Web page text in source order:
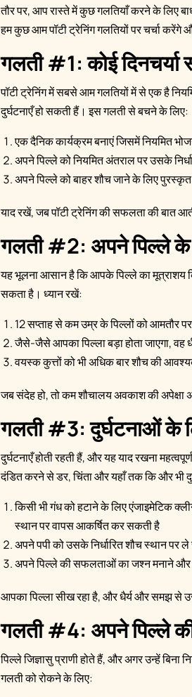
तौर पर, आप रास्ते में कुछ गलतियाँ करने के लिए
हम कुछ आम पॉटी ट्रेनिंग गलतियों पर चर्चा
गलती #1: कोई दिनचर्या
पॉटी ट्रेनिंग में सबसे आम गलतियों में से एक है
दुर्घटनाएँ हो सकती हैं। इस गलती से बचने के लिए:
एक दैनिक कार्यक्रम बनाएं जिसमें नियमित
अपने पिल्ले को नियमित अंतराल पर उसके
अपने पिल्ले को बाहर शौच जाने के लिए
याद रखें, जब पॉटी ट्रेनिंग की सफलता की बात
गलती #2: अपने पिल्ले के
यह भूलना आसान है कि आपके पिल्ले का मूत्राशय
सकता है। ध्यान रखें:
12 सप्ताह से कम उम्र के पिल्लों को आमतौर
जैसे-जैसे आपका पिल्ला बड़ा होता जाएगा, वह
वयस्क कुत्तों को भी अधिक बार शौच की
जब संदेह हो, तो कम शौचालय अवकाश की अपेक्षा
गलती #3: दुर्घटनाओं के
दुर्घटनाएँ होती रहती हैं, और यह याद रखना
दंडित करने से डर, चिंता और यहाँ तक कि और भी
किसी भी गंध को हटाने के लिए एंजाइमेटिक
स्थान पर वापस आकर्षित कर सकती है
अपने पपी को उसके निर्धारित शौच स्थान पर
अपने पिल्ले की सफलताओं का जश्न मनाने और
आपका पिल्ला सीख रहा है, और धैर्य और समझ से
गलती #4: अपने पिल्ले की
पिल्ले जिज्ञासु प्राणी होते हैं, और अगर उन्हें
गलती को रोकने के लिए: